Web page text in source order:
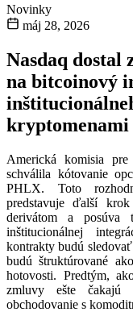
Novinky
máj 28, 2026
Nasdaq dostal
na bitcoinový
kryptomenami
Americká komisia
schválila kótovanie
PHLX. Toto
predstavuje ďalší
derivátom a
inštitucionálnej
kontrakty budú
budú štruktúrované
hotovosti. Predtým,
zmluvy ešte čakajú
obchodovanie s